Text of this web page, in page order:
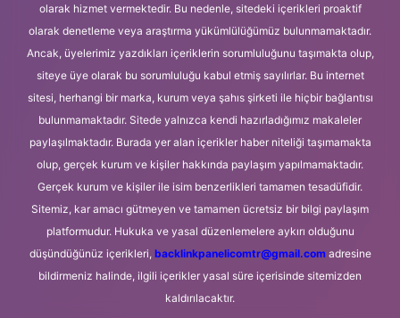
olarak hizmet vermektedir. Bu nedenle, sitedeki içerikleri proaktif
olarak denetleme veya araştırma yükümlülüğümüz bulunmamaktadır.
Ancak, üyelerimiz yazdıkları içeriklerin sorumluluğunu taşımakta olup,
siteye üye olarak bu sorumluluğu kabul etmiş sayılırlar. Bu internet
sitesi, herhangi bir marka, kurum veya şahıs şirketi ile hiçbir bağlantısı
bulunmamaktadır. Sitede yalnızca kendi hazırladığımız makaleler
paylaşılmaktadır. Burada yer alan içerikler haber niteliği taşımamakta
olup, gerçek kurum ve kişiler hakkında paylaşım yapılmamaktadır.
Gerçek kurum ve kişiler ile isim benzerlikleri tamamen tesadüfidir.
Sitemiz, kar amacı gütmeyen ve tamamen ücretsiz bir bilgi paylaşım
platformudur. Hukuka ve yasal düzenlemelere aykırı olduğunu
düşündüğünüz içerikleri, backlinkpanelicomtr@gmail.comadresine
bildirmeniz halinde, ilgili içerikler yasal süre içerisinde sitemizden
kaldırılacaktır.